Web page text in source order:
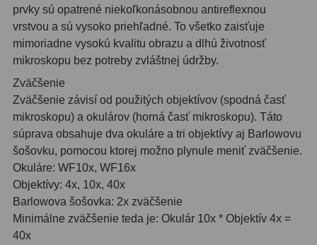
prvky sú opatrené niekoľkonásobnou antireflexnou
vrstvou a sú vysoko priehľadné. To všetko zaisťuje
mimoriadne vysokú kvalitu obrazu a dlhú životnosť
mikroskopu bez potreby zvláštnej údržby.
Zväčšenie
Zväčšenie závisí od použitých objektívov (spodná časť
mikroskopu) a okulárov (horná časť mikroskopu). Táto
súprava obsahuje dva okuláre a tri objektívy aj Barlowovu
šošovku, pomocou ktorej možno plynule meniť zväčšenie.
Okuláre: WF10x, WF16x
Objektívy: 4x, 10x, 40x
Barlowova šošovka: 2x zväčšenie
Minimálne zväčšenie teda je: Okulár 10x * Objektív 4x =
40x